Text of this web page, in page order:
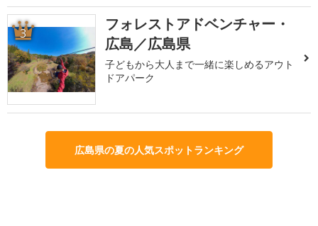
3
フォレストアドベンチャー・
広島／広島県
子どもから大人まで一緒に楽しめるアウト
ドアパーク
広島県の夏の人気スポットランキング